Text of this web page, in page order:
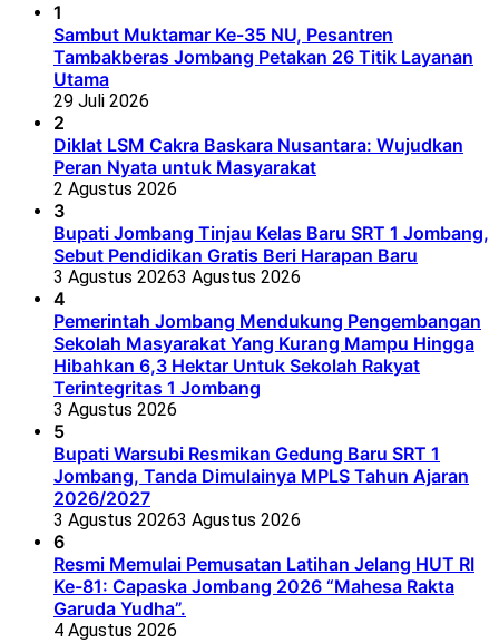
1
Sambut Muktamar Ke-35 NU, Pesantren
Tambakberas Jombang Petakan 26 Titik Layanan
Utama
29 Juli 2026
2
Diklat LSM Cakra Baskara Nusantara: Wujudkan
Peran Nyata untuk Masyarakat
2 Agustus 2026
3
Bupati Jombang Tinjau Kelas Baru SRT 1 Jombang,
Sebut Pendidikan Gratis Beri Harapan Baru
3 Agustus 20263 Agustus 2026
4
Pemerintah Jombang Mendukung Pengembangan
Sekolah Masyarakat Yang Kurang Mampu Hingga
Hibahkan 6,3 Hektar Untuk Sekolah Rakyat
Terintegritas 1 Jombang
3 Agustus 2026
5
Bupati Warsubi Resmikan Gedung Baru SRT 1
Jombang, Tanda Dimulainya MPLS Tahun Ajaran
2026/2027
3 Agustus 20263 Agustus 2026
6
Resmi Memulai Pemusatan Latihan Jelang HUT RI
Ke-81: Capaska Jombang 2026 “Mahesa Rakta
Garuda Yudha”.
4 Agustus 2026